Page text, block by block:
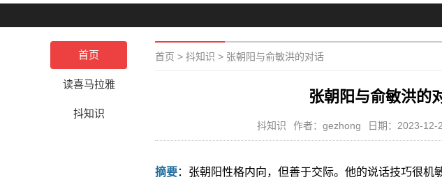
首页
读喜马拉雅
抖知识
首页 > 抖知识 > 张朝阳与俞敏洪的对话
张朝阳与俞敏洪的
抖知识 作者：gezhong 日期：2023-12-
摘要：张朝阳性格内向，但善于交际。他的说话技巧很机